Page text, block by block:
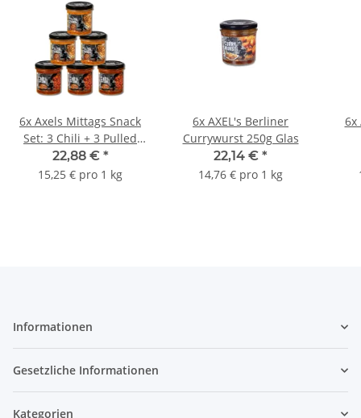
6x Axels Mittags Snack
Set: 3 Chili + 3 Pulled
Chicken
22,88 € *
15,25 € pro 1 kg
6x AXEL's Berliner
Currywurst 250g Glas
22,14 € *
14,76 € pro 1 kg
6x
Informationen
Gesetzliche Informationen
Kategorien